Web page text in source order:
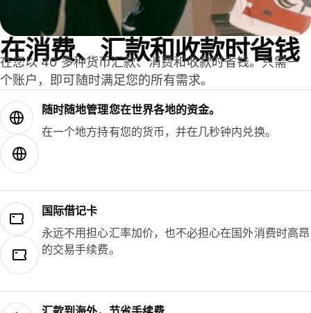
在消费、汇款和收款时省钱
在您以 40 多种货币汇款、消费和收款时省钱。只需一
个账户，即可随时满足您的所有需求。
随时随地管理您在世界各地的资金。
在一个地方持有您的货币，并在几秒钟内兑换。
国际借记卡
永远不用担心汇率加价，也不必担心在国外消费时高昂
的交易手续费。